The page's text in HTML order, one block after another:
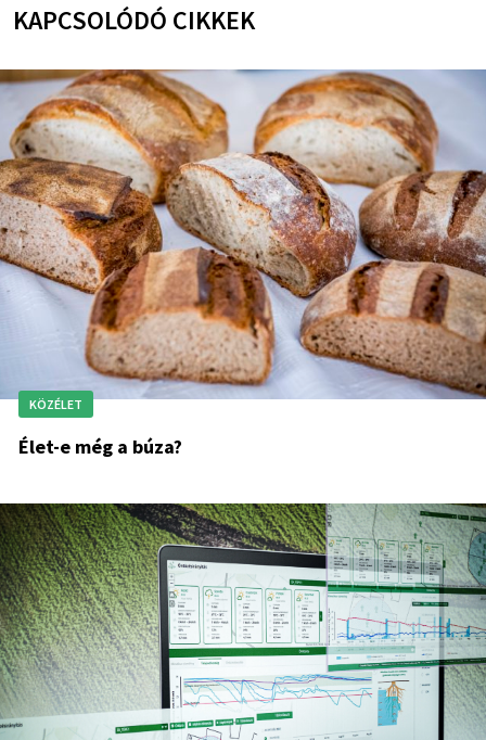
KAPCSOLÓDÓ CIKKEK
KÖZÉLET
Élet-e még a búza?